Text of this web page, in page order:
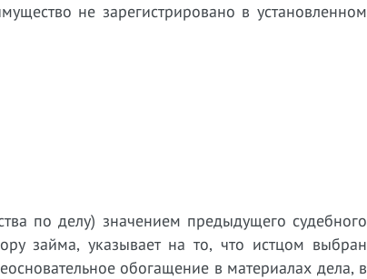
не зарегистрировано в установленном
по делу) значением предыдущего судебного
займа, указывает на то, что истцом выбран
обогащение в материалах дела, в